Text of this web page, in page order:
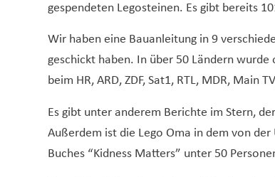
gespendeten Legosteinen. Es gibt bereits
Wir haben eine Bauanleitung in 9
geschickt haben. In über 50 Ländern
beim HR, ARD, ZDF, Sat1, RTL, MDR, Main
Es gibt unter anderem Berichte im Stern,
Außerdem ist die Lego Oma in dem von
Buches “Kidness Matters” unter 50